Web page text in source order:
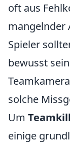
oft aus
mangelnder
Spieler
bewusst
solche
Um
einige